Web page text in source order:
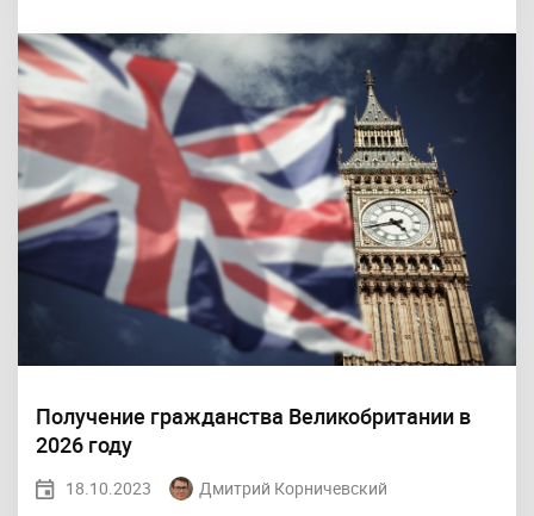
Получение гражданства Великобритании в
2026 году
18.10.2023 Дмитрий Корничевский